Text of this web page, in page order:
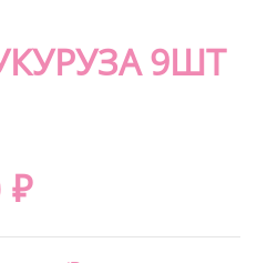
9ШТ
₽